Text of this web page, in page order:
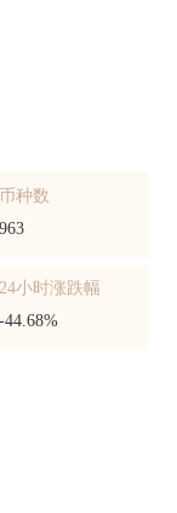
币种数
963
24小时涨跌幅
-44.68%